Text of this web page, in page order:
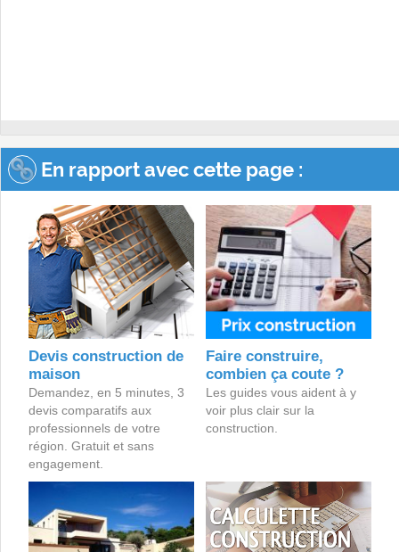
En rapport avec cette page :
Devis construction de
maison
Demandez, en 5 minutes, 3
devis comparatifs aux
professionnels de votre
région. Gratuit et sans
engagement.
Faire construire,
combien ça coute ?
Les guides vous aident à y
voir plus clair sur la
construction.